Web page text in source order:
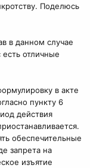
по себе допустим.
Поделюсь
в данном случае
отличные
в акте
пункту 6
действия
обеспечительные
запрета на
изъятие